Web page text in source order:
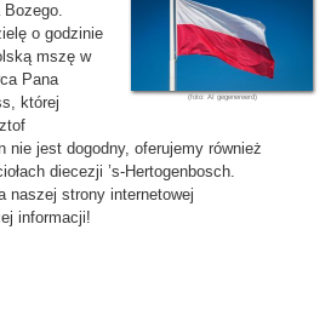
o godzinie
mszę w
Pana
której
nie jest dogodny, oferujemy również
diecezji ’s-Hertogen­bosch.
naszej strony in­ter­netowej
informacji!